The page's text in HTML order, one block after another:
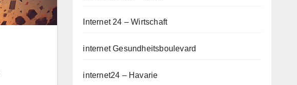
Internet 24 – Wirtschaft
internet Gesundheitsboulevard
internet24 – Havarie